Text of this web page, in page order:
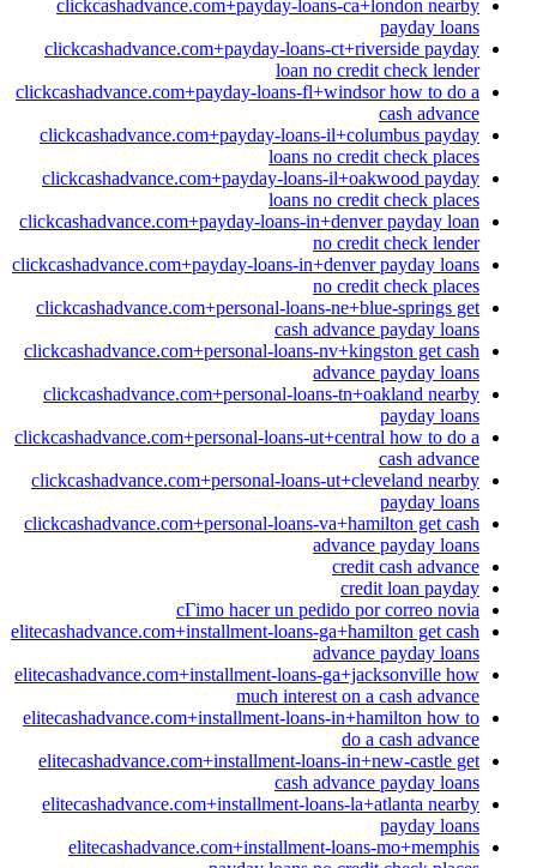
clickcashadvance.com+payday-loans-ca+london nearby
payday loans
clickcashadvance.com+payday-loans-ct+riverside payday
loan no credit check lender
clickcashadvance.com+payday-loans-fl+windsor how to do a
cash advance
clickcashadvance.com+payday-loans-il+columbus payday
loans no credit check places
clickcashadvance.com+payday-loans-il+oakwood payday
loans no credit check places
clickcashadvance.com+payday-loans-in+denver payday loan
no credit check lender
clickcashadvance.com+payday-loans-in+denver payday loans
no credit check places
clickcashadvance.com+personal-loans-ne+blue-springs get
cash advance payday loans
clickcashadvance.com+personal-loans-nv+kingston get cash
advance payday loans
clickcashadvance.com+personal-loans-tn+oakland nearby
payday loans
clickcashadvance.com+personal-loans-ut+central how to do a
cash advance
clickcashadvance.com+personal-loans-ut+cleveland nearby
payday loans
clickcashadvance.com+personal-loans-va+hamilton get cash
advance payday loans
credit cash advance
credit loan payday
cГіmo hacer un pedido por correo novia
elitecashadvance.com+installment-loans-ga+hamilton get cash
advance payday loans
elitecashadvance.com+installment-loans-ga+jacksonville how
much interest on a cash advance
elitecashadvance.com+installment-loans-in+hamilton how to
do a cash advance
elitecashadvance.com+installment-loans-in+new-castle get
cash advance payday loans
elitecashadvance.com+installment-loans-la+atlanta nearby
payday loans
elitecashadvance.com+installment-loans-mo+memphis